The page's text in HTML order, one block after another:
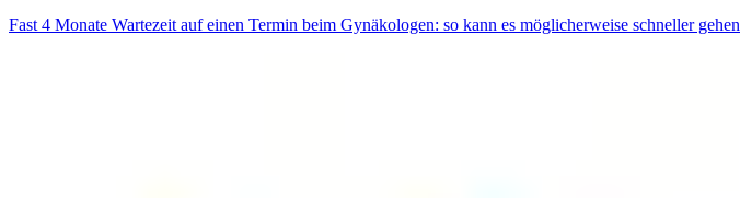
Fast 4 Monate Wartezeit auf einen Termin beim Gynäkologen: so kann es möglicherweise schneller gehen